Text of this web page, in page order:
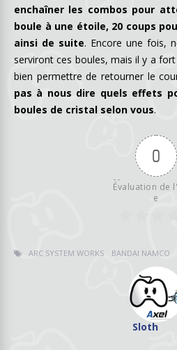
enchaîner les combos pour
boule à une étoile, 20 coups
ainsi de suite. Encore une fois,
serviront ces boules, mais il y a
bien permettre de retourner le
pas à nous dire quels effets
boules de cristal selon vous.
0
Évaluation de
e
ARC SYSTEM WORKS BANDAI NAMCO
Sloth